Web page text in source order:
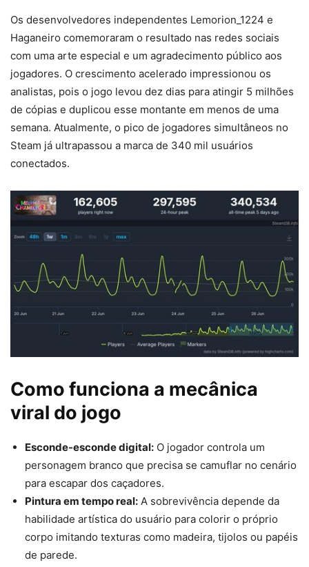
Os desenvolvedores independentes Lemorion_1224 e
Haganeiro comemoraram o resultado nas redes sociais
com uma arte especial e um agradecimento público aos
jogadores. O crescimento acelerado impressionou os
analistas, pois o jogo levou dez dias para atingir 5 milhões
de cópias e duplicou esse montante em menos de uma
semana. Atualmente, o pico de jogadores simultâneos no
Steam já ultrapassou a marca de 340 mil usuários
conectados.
Como funciona a mecânica
viral do jogo
Esconde-esconde digital: O jogador controla um
personagem branco que precisa se camuflar no cenário
para escapar dos caçadores.
Pintura em tempo real: A sobrevivência depende da
habilidade artística do usuário para colorir o próprio
corpo imitando texturas como madeira, tijolos ou papéis
de parede.